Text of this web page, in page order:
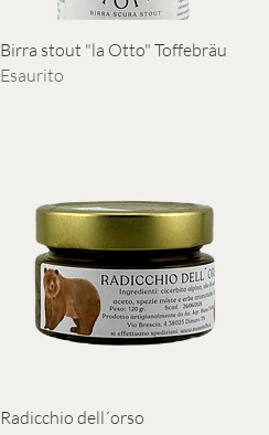
Vista rapida
Birra stout "la Otto" Toffebräu
Esaurito
Vista rapida
Radicchio dell´orso